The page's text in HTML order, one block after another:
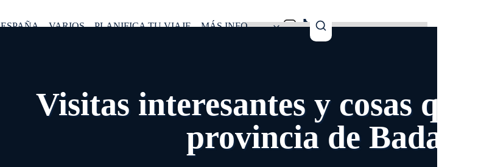
ESPAÑA VARIOS PLANIFICA TU VIAJE MÁS INFO
Visitas interesantes y cosas
provincia de